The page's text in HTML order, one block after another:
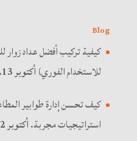
Blog
كيفية تركيب أفضل عداد
للاستخدام الفوري)أكتوبر 13. 2025
استراتيجيات مجربة.أكتوبر 12. 2025